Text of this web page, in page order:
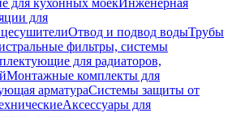
для кухонных моекИнженерная
для
Отвод и подвод водыТрубы
фильтры, системы
для радиаторов,
Монтажные комплекты для
арматураСистемы защиты от
Аксессуары для